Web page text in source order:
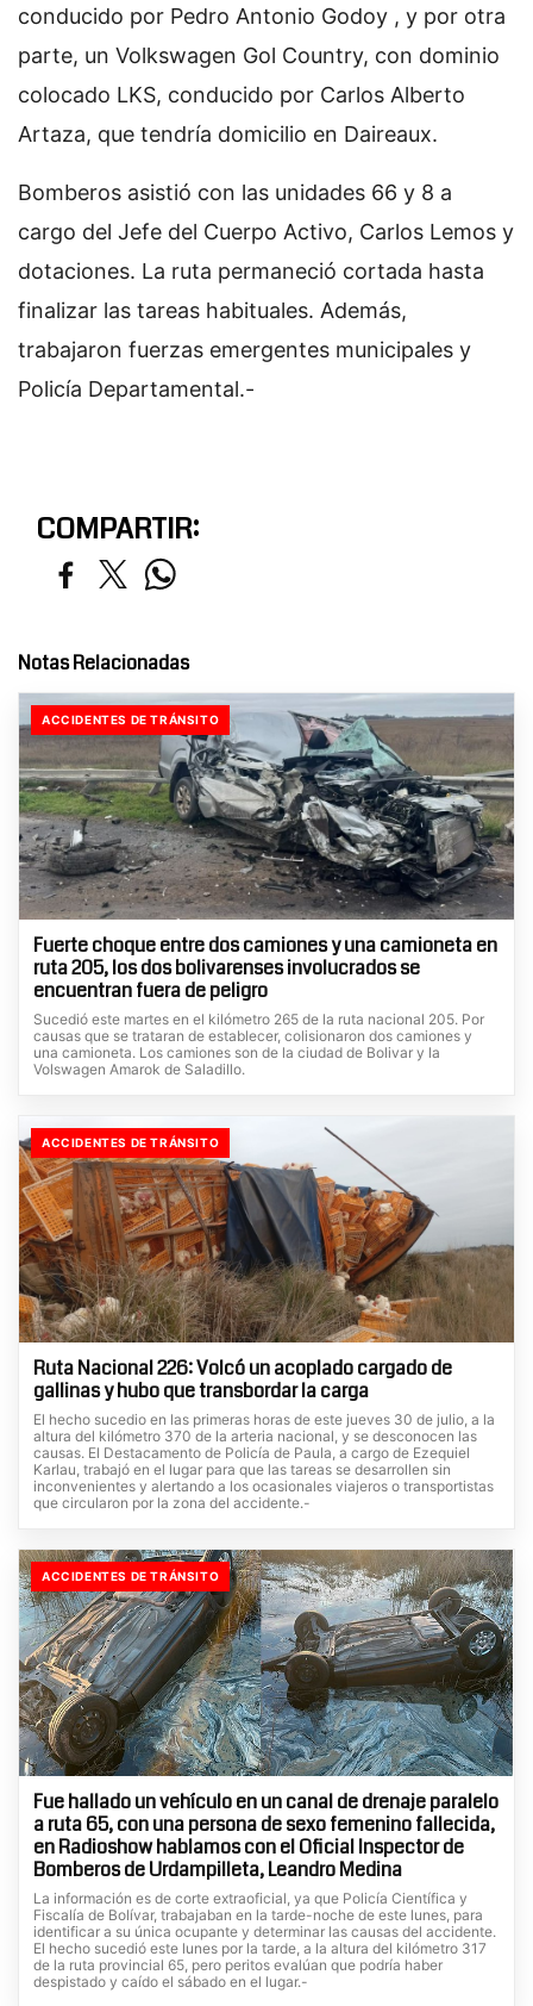
conducido por Pedro Antonio Godoy , y por otra
parte, un Volkswagen Gol Country, con dominio
colocado LKS, conducido por Carlos Alberto
Artaza, que tendría domicilio en Daireaux.
Bomberos asistió con las unidades 66 y 8 a
cargo del Jefe del Cuerpo Activo, Carlos Lemos y
dotaciones. La ruta permaneció cortada hasta
finalizar las tareas habituales. Además,
trabajaron fuerzas emergentes municipales y
Policía Departamental.-
COMPARTIR:
Notas Relacionadas
ACCIDENTES DE TRÁNSITO
Fuerte choque entre dos camiones y una camioneta en
ruta 205, los dos bolivarenses involucrados se
encuentran fuera de peligro
Sucedió este martes en el kilómetro 265 de la ruta nacional 205. Por
causas que se trataran de establecer, colisionaron dos camiones y
una camioneta. Los camiones son de la ciudad de Bolivar y la
Volswagen Amarok de Saladillo.
ACCIDENTES DE TRÁNSITO
Ruta Nacional 226: Volcó un acoplado cargado de
gallinas y hubo que transbordar la carga
El hecho sucedio en las primeras horas de este jueves 30 de julio, a la
altura del kilómetro 370 de la arteria nacional, y se desconocen las
causas. El Destacamento de Policía de Paula, a cargo de Ezequiel
Karlau, trabajó en el lugar para que las tareas se desarrollen sin
inconvenientes y alertando a los ocasionales viajeros o transportistas
que circularon por la zona del accidente.-
ACCIDENTES DE TRÁNSITO
Fue hallado un vehículo en un canal de drenaje paralelo
a ruta 65, con una persona de sexo femenino fallecida,
en Radioshow hablamos con el Oficial Inspector de
Bomberos de Urdampilleta, Leandro Medina
La información es de corte extraoficial, ya que Policía Científica y
Fiscalía de Bolívar, trabajaban en la tarde-noche de este lunes, para
identificar a su única ocupante y determinar las causas del accidente.
El hecho sucedió este lunes por la tarde, a la altura del kilómetro 317
de la ruta provincial 65, pero peritos evalúan que podría haber
despistado y caído el sábado en el lugar.-